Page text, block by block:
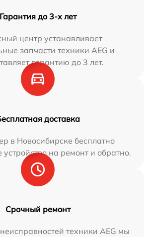
Гарантия до 3-х лет
центр устанавливает
запчасти техники AEG и
гарантию до 3 лет.
доставка
в Новосибирске бесплатно
устройство на ремонт и обратно.
Срочный ремонт
техники AEG мы